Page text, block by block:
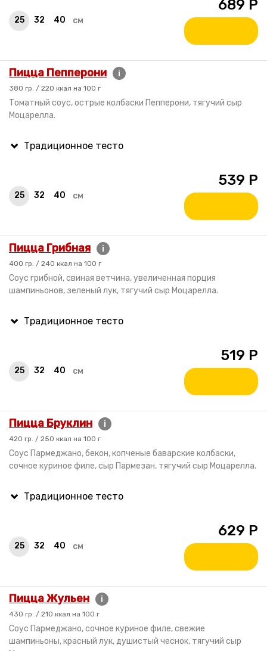
25 32 40 см
689 Р
Пицца Пепперони i
380 гр. / 220 ккал на 100 г
Томатный соус, острые колбаски Пепперони, тягучий сыр
Моцарелла.
25 32 40 см
539 Р
Пицца Грибная i
400 гр. / 240 ккал на 100 г
Соус грибной, свиная ветчина, увеличенная порция
шампиньонов, зеленый лук, тягучий сыр Моцарелла.
25 32 40 см
519 Р
Пицца Бруклин i
420 гр. / 250 ккал на 100 г
Соус Пармеджано, бекон, копченые баварские колбаски,
сочное куриное филе, сыр Пармезан, тягучий сыр Моцарелла.
25 32 40 см
629 Р
Пицца Жульен i
430 гр. / 210 ккал на 100 г
Соус Пармеджано, сочное куриное филе, свежие
шампиньоны, красный лук, душистый чеснок, тягучий сыр